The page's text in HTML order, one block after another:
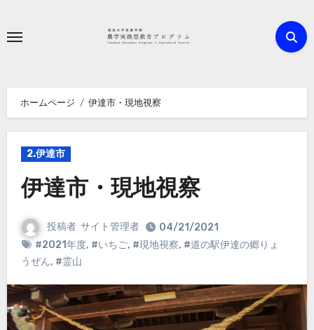
ホームページ 伊達市・現地視察
2.伊達市
伊達市・現地視察
投稿者 サイト管理者
04/21/2021
#2021年度, #いちご, #現地視察, #道の駅伊達の郷りょ
うぜん, #霊山